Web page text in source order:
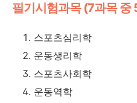
필기시험과목 (7과목 중
스포츠심리학
운동생리학
스포츠사회학
운동역학